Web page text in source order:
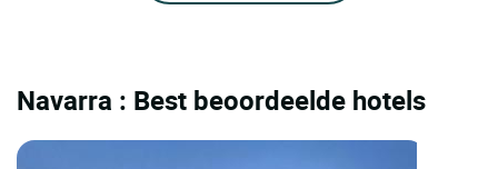
Navarra : Best beoordeelde hotels